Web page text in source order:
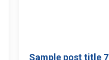
Sample post title 7